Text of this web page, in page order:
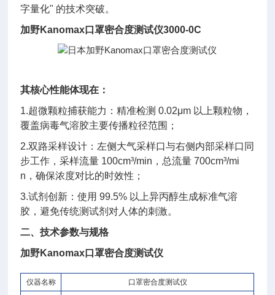
字量化" 的技术突破。
加野Kanomax口罩密合度测试仪3000-0C
其核心性能体现在：
1.超微颗粒捕获能力：精准检测 0.02μm 以上颗粒物，
覆盖病毒气溶胶主要传播粒径范围；
2.双路采样设计：左侧大气采样口与右侧内部采样口同
步工作，采样流量 100cm³/min，总流量 700cm³/mi
n，确保浓度对比的时效性；
3.试剂创新：使用 99.5% 以上异丙醇生成标准气溶
胶，避免传统测试剂对人体的刺激。
二、技术参数与规格
加野Kanomax口罩密合度测试仪
仪器名称 口罩密合度测试仪